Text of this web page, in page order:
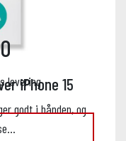
iPhone 15
godt i hånden, og
levering